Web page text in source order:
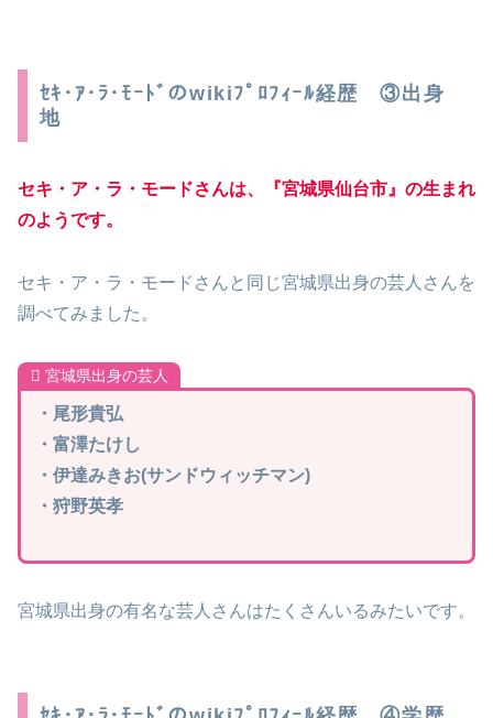
ｾｷ･ｱ･ﾗ･ﾓｰﾄﾞのwikiﾌﾟﾛﾌｨｰﾙ経歴 ③出身
地
セキ・ア・ラ・モードさんは、『宮城県仙台市』の生まれ
のようです。
セキ・ア・ラ・モードさんと同じ宮城県出身の芸人さんを
調べてみました。
宮城県出身の芸人
・尾形貴弘
・富澤たけし
・伊達みきお(サンドウィッチマン)
・狩野英孝
宮城県出身の有名な芸人さんはたくさんいるみたいです。